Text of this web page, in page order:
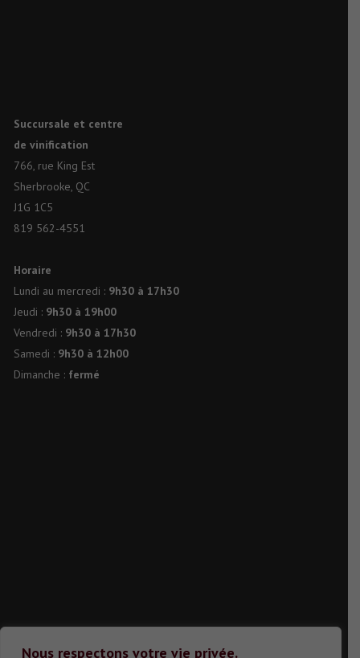
Nous respectons votre vie privée.
Succursale et centre
de vinification
766, rue King Est
Sherbrooke, QC
J1G 1C5
819 562-4551
Horaire
Lundi au mercredi : 9h30 à 17h30
Jeudi : 9h30 à 19h00
Vendredi : 9h30 à 17h30
Samedi : 9h30 à 12h00
Dimanche : fermé